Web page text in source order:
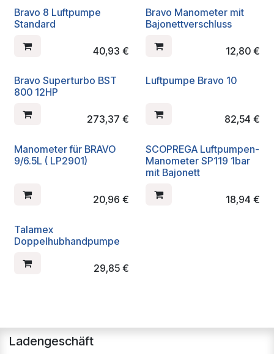
Bravo 8 Luftpumpe
Standard
40,93 €
Bravo Manometer mit
Bajonettverschluss
12,80 €
Bravo Superturbo BST
800 12HP
273,37 €
Luftpumpe Bravo 10
82,54 €
Manometer für BRAVO
9/6.5L ( LP2901)
20,96 €
SCOPREGA Luftpumpen-
Manometer SP119 1bar
mit Bajonett
18,94 €
Talamex
Doppelhubhandpumpe
29,85€
Ladengeschäft